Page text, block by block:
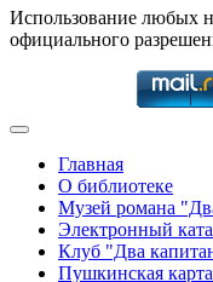
Использование любых
официального
Главная
О библиотеке
Музей романа
Электронный
Клуб "Два
Пушкинская карта